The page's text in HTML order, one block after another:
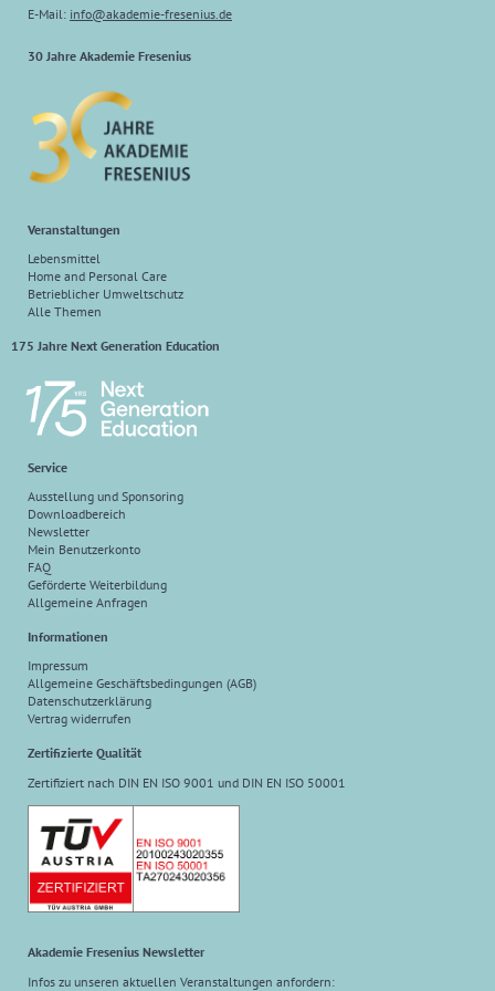
E-Mail: info@akademie-fresenius.de
30 Jahre Akademie Fresenius
Veranstaltungen
Lebensmittel
Home and Personal Care
Betrieblicher Umweltschutz
Alle Themen
175 Jahre Next Generation Education
Service
Ausstellung und Sponsoring
Downloadbereich
Newsletter
Mein Benutzerkonto
FAQ
Geförderte Weiterbildung
Allgemeine Anfragen
Informationen
Impressum
Allgemeine Geschäftsbedingungen (AGB)
Datenschutzerklärung
Vertrag widerrufen
Zertifizierte Qualität
Zertifiziert nach DIN EN ISO 9001 und DIN EN ISO 50001
Akademie Fresenius Newsletter
Infos zu unseren aktuellen Veranstaltungen anfordern: